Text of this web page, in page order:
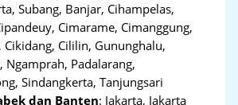
Subang, Banjar, Cihampelas,
Cimarame, Cimanggung,
Cikidang, Cililin, Gununghalu,
Ngamprah, Padalarang,
Sindangkerta, Tanjungsari
dan Banten: Jakarta, Jakarta